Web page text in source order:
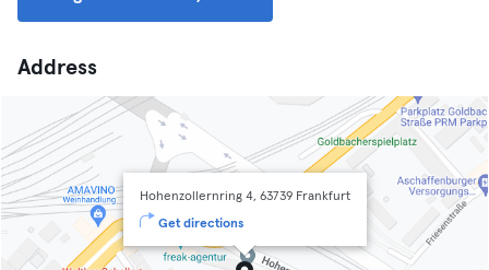
Address
Hohenzollernring 4, 63739 Frankfurt
Get directions